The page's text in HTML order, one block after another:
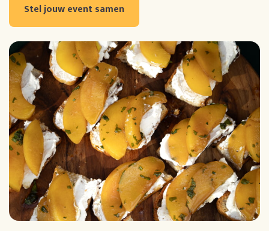
Stel jouw event samen